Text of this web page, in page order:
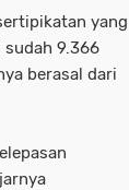
yang
9.366
berasal dari